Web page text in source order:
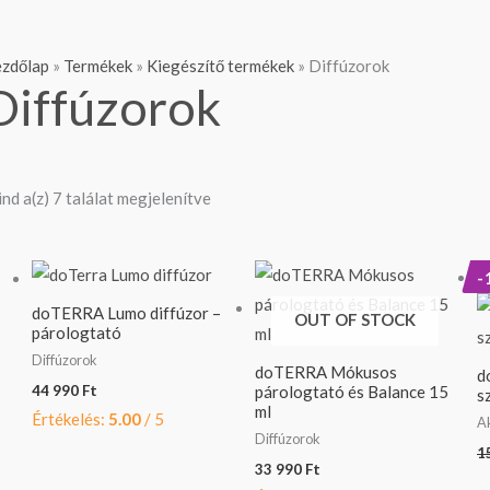
» Termékek » Kiegészítő termékek » Diffúzorok
a(z) 7 találat megjelenítve
doTERRA Lumo diffúzor –
párologtató
Diffúzorok
44 990 Ft
Értékelés: 5.00/ 5
OUT OF STOCK
doTERRA Mókusos
párologtató és Balance 15
ml
Diffúzorok
33 990 Ft
-